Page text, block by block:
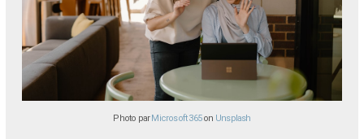
Photo parMicrosoft 365on Unsplash